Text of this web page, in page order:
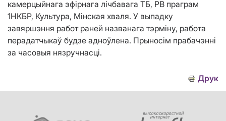
камерцыйнага эфірнага лічбавага ТБ, РВ праграм
1НКБР, Культура, Мінская хваля. У выпадку
завяршэння работ раней названага тэрміну, работа
перадатчыкаў будзе адноўлена. Прыносім прабачэнні
за часовыя нязручнасці.
Друк